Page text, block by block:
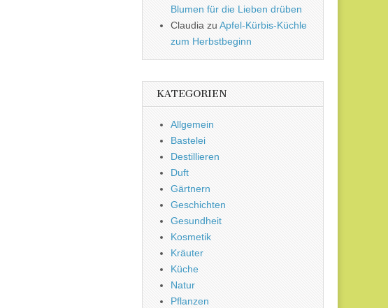
Blumen für die Lieben drüben
Claudia zu Apfel-Kürbis-Küchle
zum Herbstbeginn
KATEGORIEN
Allgemein
Bastelei
Destillieren
Duft
Gärtnern
Geschichten
Gesundheit
Kosmetik
Kräuter
Küche
Natur
Pflanzen